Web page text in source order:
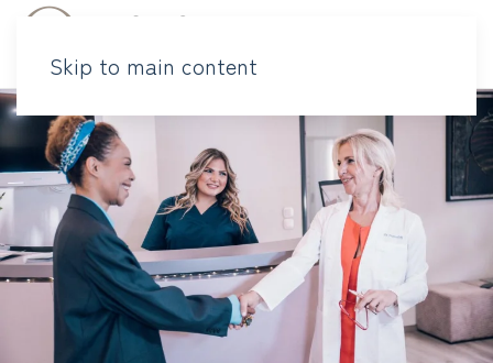
Skip to main content